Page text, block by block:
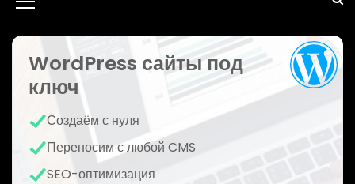
И
к
о
н
к
а
м
WordPress сайты под
ключ
Создаём с нуля
Переносим с любой CMS
SEO-оптимизация